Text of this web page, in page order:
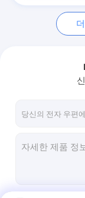
산성도 규칙
아미노산 분말
천연 풍미 증